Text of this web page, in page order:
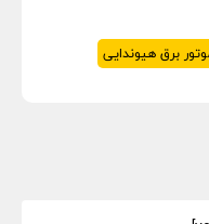
برق هیوندایی